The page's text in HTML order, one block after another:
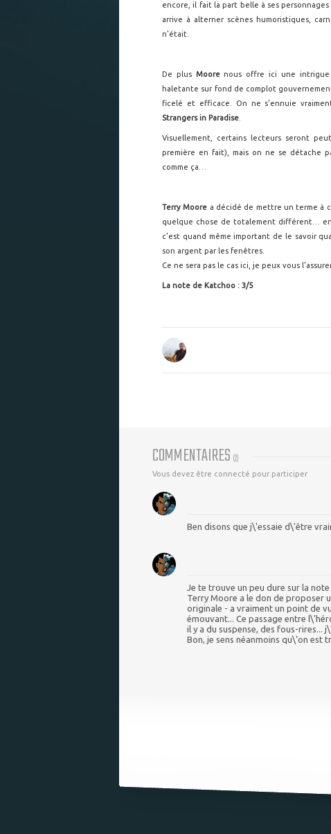
encore, il fait la part belle à ses
arrive à alterner scènes humoristiques,
n’était.
De plus Moorenous offre ici une intrigue
haletante sur fond de complot
ficelé et efficace. On ne s’ennuie
Strangers in Paradise
Visuellement, certains lecteurs seront
première en fait), mais on ne se détache
comme ça…
Terry Moore a décidé de mettre un terme à
quelque chose de totalement différent…
c’est quand même important de le savoir
son argent par les fenêtres.
Ce ne sera pas le cas ici, je peux vous
La note de Katchoo : 3/5
COMMENTAIRES (2)
Vous devez être connecté pour participer
Ben disons que j\'essaie d\'être
Je te trouve un peu dure sur la note
Terry Moore a le don de proposer
originale - a vraiment un point de
émouvant... Ce passage entre
il y a du suspense, des fous-rires...
Bon, je sens néanmoins qu\'on est